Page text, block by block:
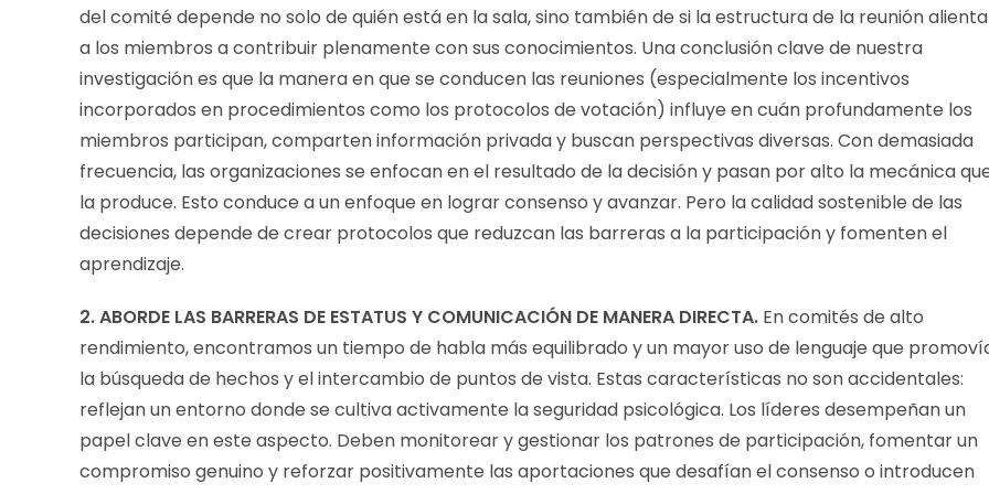
del comité depende no solo de quién está en la sala, sino también de si la estructura de la reunión alienta
a los miembros a contribuir plenamente con sus conocimientos. Una conclusión clave de nuestra
investigación es que la manera en que se conducen las reuniones (especialmente los incentivos
incorporados en procedimientos como los protocolos de votación) influye en cuán profundamente los
miembros participan, comparten información privada y buscan perspectivas diversas. Con demasiada
frecuencia, las organizaciones se enfocan en el resultado de la decisión y pasan por alto la mecánica
la produce. Esto conduce a un enfoque en lograr consenso y avanzar. Pero la calidad sostenible de las
decisiones depende de crear protocolos que reduzcan las barreras a la participación y fomenten el
aprendizaje.
2. ABORDE LAS BARRERAS DE ESTATUS Y COMUNICACIÓN DE MANERA DIRECTA. En comités de alto
rendimiento, encontramos un tiempo de habla más equilibrado y un mayor uso de lenguaje que
la búsqueda de hechos y el intercambio de puntos de vista. Estas características no son accidentales:
reflejan un entorno donde se cultiva activamente la seguridad psicológica. Los líderes desempeñan un
papel clave en este aspecto. Deben monitorear y gestionar los patrones de participación, fomentar un
compromiso genuino y reforzar positivamente las aportaciones que desafían el consenso o introducen